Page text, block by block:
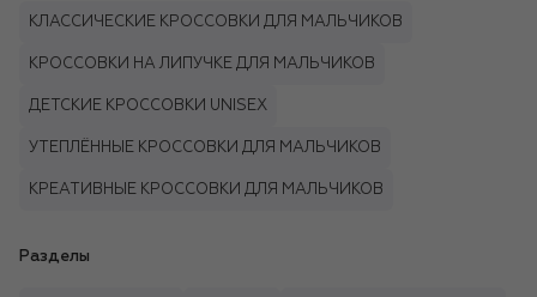
КЛАССИЧЕСКИЕ КРОССОВКИ ДЛЯ МАЛЬЧИКОВ
КРОССОВКИ НА ЛИПУЧКЕ ДЛЯ МАЛЬЧИКОВ
ДЕТСКИЕ КРОССОВКИ UNISEX
УТЕПЛЁННЫЕ КРОССОВКИ ДЛЯ МАЛЬЧИКОВ
КРЕАТИВНЫЕ КРОССОВКИ ДЛЯ МАЛЬЧИКОВ
Разделы